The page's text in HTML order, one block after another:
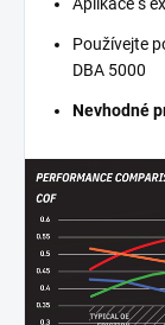
Používejte
DBA 5000
Nevhodné